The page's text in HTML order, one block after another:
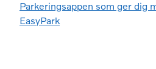
Parkeringsappen som ger dig
EasyPark